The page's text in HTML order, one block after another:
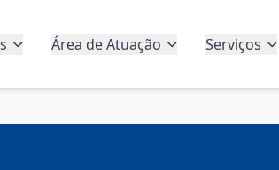
Área de Atuação Serviços